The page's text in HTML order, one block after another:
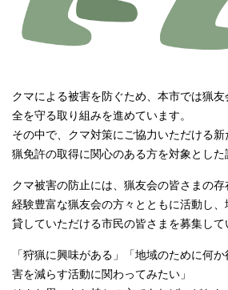
クマによる被害を防ぐため、本市では猟
全を守る取り組みを進めています。
その中で、クマ対策にご協力いただける
猟免許の取得に関心のある方を対象とした
クマ被害の防止には、猟友会の皆さまの存
経験豊富な猟友会の方々とともに活動し
貸していただける市民の皆さまを募集して
「狩猟に興味がある」「地域のために何
害を減らす活動に関わってみたい」